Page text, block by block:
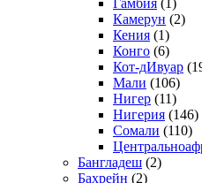
Гамбия (1)
Камерун (2)
Кения (1)
Конго (6)
Кот-дИвуар
Мали (106)
Нигер (11)
Нигерия (146)
Сомали (110)
Бангладеш (2)
Бахрейн (2)